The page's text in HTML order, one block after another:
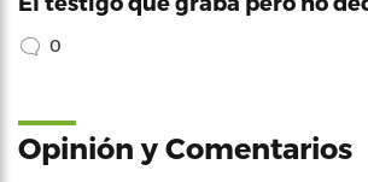
0
Opinión y Comentarios